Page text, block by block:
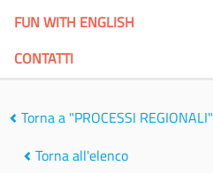
FUN WITH ENGLISH
CONTATTI
Torna a "PROCESSI REGIONALI"
Torna all'elenco